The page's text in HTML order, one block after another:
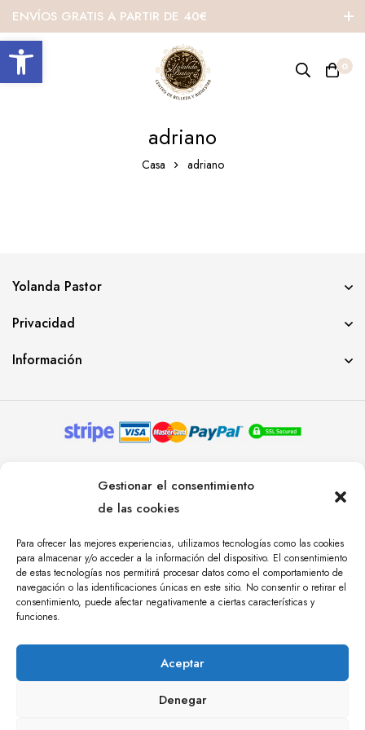
Abrir barra de herramientas
Gestionar el consentimiento
de las cookies
Para ofrecer las mejores experiencias, utilizamos tecnologías como las cookies
para almacenar y/o acceder a la información del dispositivo. El consentimiento
de estas tecnologías nos permitirá procesar datos como el comportamiento de
navegación o las identificaciones únicas en este sitio. No consentir o retirar el
consentimiento, puede afectar negativamente a ciertas características y
funciones.
Aceptar
Denegar
ENVÍOS GRATIS A PARTIR DE 40€
0
adriano
Casa adriano
Yolanda Pastor
Privacidad
Información
RESERVADOS. AGENCIA DE COMUNICACIÓN
ÁNGULO TRES.